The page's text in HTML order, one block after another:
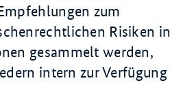
zum
Risiken in
gesammelt werden,
intern zur Verfügung